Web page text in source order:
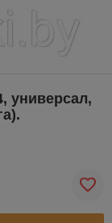
универсал,